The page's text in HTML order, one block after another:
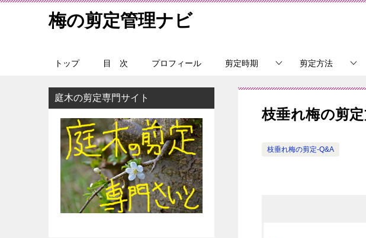
梅の剪定管理ナビ
トップ 目 次 プロフィール 剪定時期 剪定方法
枝垂れ梅の剪
枝垂れ梅の剪定-Q&A
庭木の剪定専門サイト